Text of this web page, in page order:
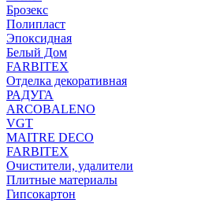
Брозекс
Полипласт
Эпоксидная
Белый Дом
FARBITEX
Отделка декоративная
РАДУГА
ARCOBALENO
VGT
MAITRE DECO
FARBITEX
Очистители, удалители
Плитные материалы
Гипсокартон